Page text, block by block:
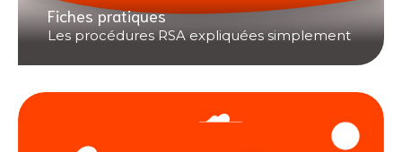
Fiches pratiques
Les procédures RSA expliquées simplement